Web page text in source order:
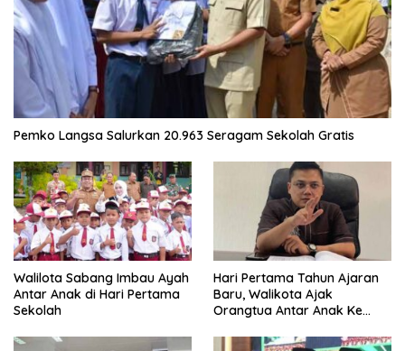
Pemko Langsa Salurkan 20.963 Seragam Sekolah Gratis
Walilota Sabang Imbau Ayah
Antar Anak di Hari Pertama
Sekolah
Hari Pertama Tahun Ajaran
Baru, Walikota Ajak
Orangtua Antar Anak Ke